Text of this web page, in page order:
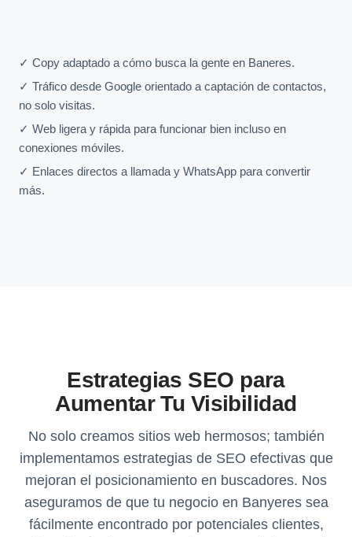
✓ Copy adaptado a cómo busca la gente en Baneres.
✓ Tráfico desde Google orientado a captación de contactos,
no solo visitas.
✓ Web ligera y rápida para funcionar bien incluso en
conexiones móviles.
✓ Enlaces directos a llamada y WhatsApp para convertir
más.
Estrategias SEO para
Aumentar Tu Visibilidad
No solo creamos sitios web hermosos; también
implementamos estrategias de SEO efectivas que
mejoran el posicionamiento en buscadores. Nos
aseguramos de que tu negocio en Banyeres sea
fácilmente encontrado por potenciales clientes,